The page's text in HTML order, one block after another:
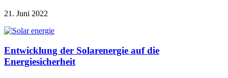
21. Juni 2022
Entwicklung der Solarenergie auf die
Energiesicherheit